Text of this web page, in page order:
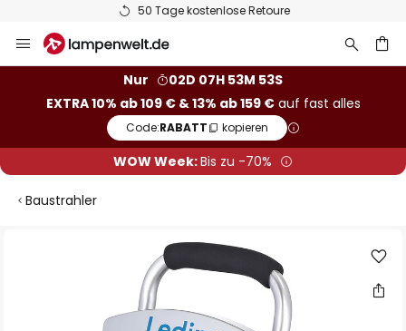
50 Tage kostenlose Retoure
Inhalt
Nur
02D 07H 53M 53S
EXTRA 10% ab 109 € & 13% ab 159 €auf fast alles
Code:RABATT kopieren
WOW Week:Bis zu -70%
Baustrahler